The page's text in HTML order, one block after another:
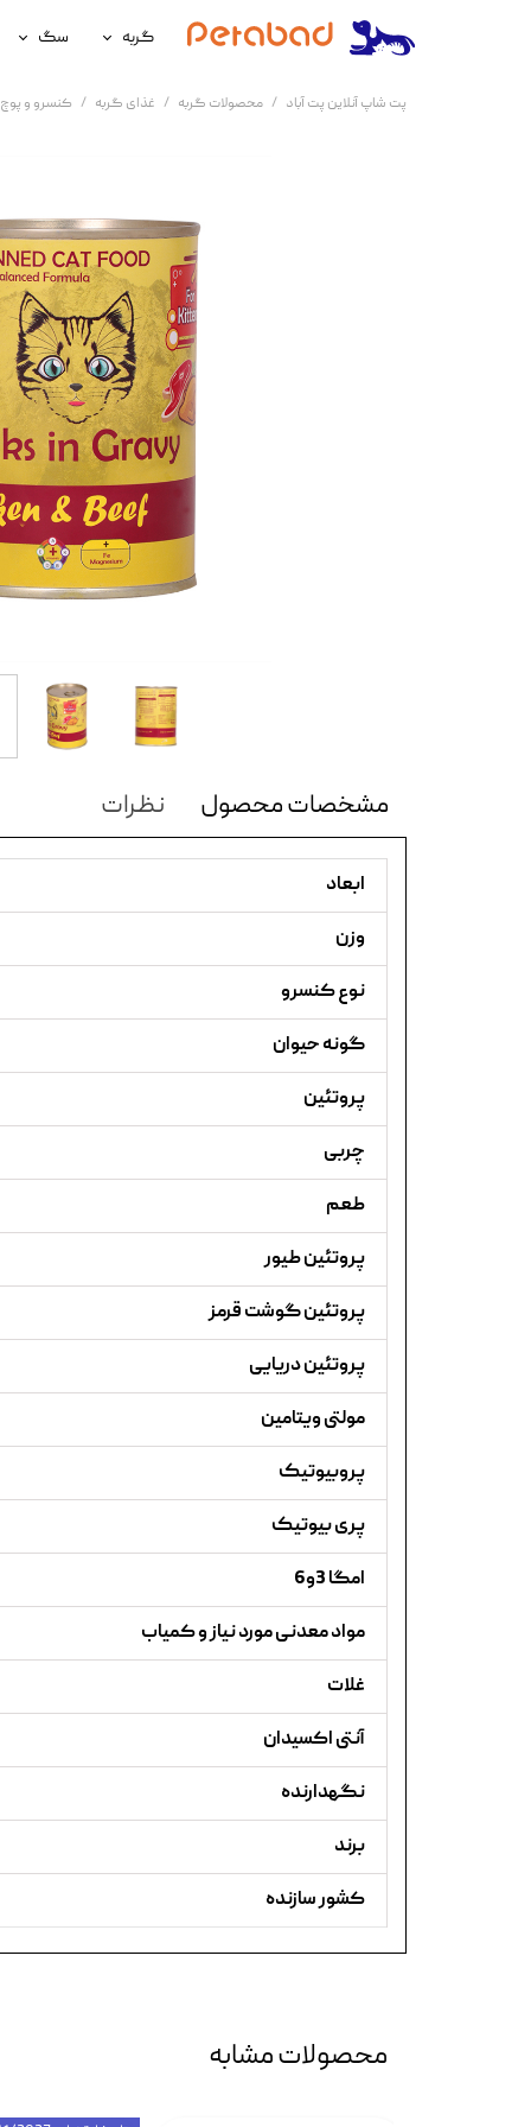
گربه
غذای گربه
آرایشی و بهداشتی گربه
سگ
آرایشی و
پت شاپ آنلاین پت آباد محصولات گربه غذای گربه کنسرو و
مشخصات محصول نظرات
ابعاد
وزن
نوع کنسرو
گونه حیوان
پروتئین
چربی
طعم
پروتئین طیور
پروتئین گوشت قرمز
پروتئین دریایی
مولتی ویتامین
پروبیوتیک
پری بیوتیک
امگا 3و6
مواد معدنی مورد نیاز و کمیاب
غلات
آنتی اکسیدان
نگهدارنده
برند
کشور سازنده
محصولات مشابه